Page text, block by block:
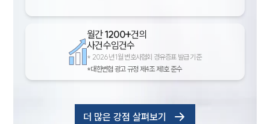
월간1200+건의
사건수임건수
* 2026년 1월 변호사협회 경유증표 발급 기준
*대한변협 광고 규정 제4조 제1호 준수
더 많은 강점 살펴보기